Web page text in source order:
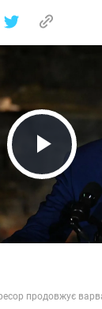
Play